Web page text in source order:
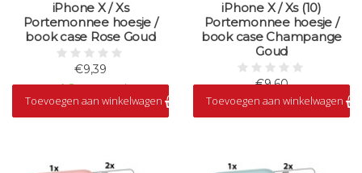
iPhone X / Xs
Portemonnee hoesje /
book case Rose Goud
€9,39
Op voorraad
Toevoegen aan winkelwagen
iPhone X / Xs (10)
Portemonnee hoesje /
book case Champange
Goud
€9,60
Op voorraad
Toevoegen aan winkelwagen